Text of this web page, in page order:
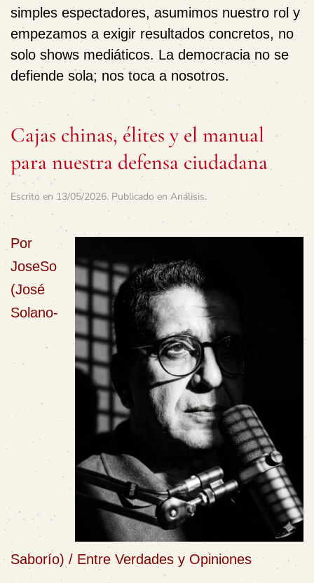
simples espectadores, asumimos nuestro rol y
empezamos a exigir resultados concretos, no
solo shows mediáticos. La democracia no se
defiende sola; nos toca a nosotros.
Cajas chinas, élites y el manual
para nuestra defensa ciudadana
Escrito en 13/05/2026. Publicado en Análisis.
Por
JoseSo
(José
Solano-
Saborío) / Entre Verdades y Opiniones